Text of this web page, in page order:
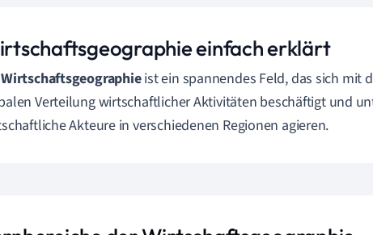
einfach erklärt
Wirtschaftsgeographieist ein spannendes Feld, das sich mit
Verteilung wirtschaftlicher Aktivitäten beschäftigt und
Akteure in verschiedenen Regionen agieren.